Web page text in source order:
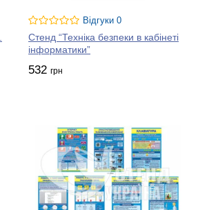
Відгуки 0
Стенд “Техніка безпеки в кабінеті
інформатики”
532 грн